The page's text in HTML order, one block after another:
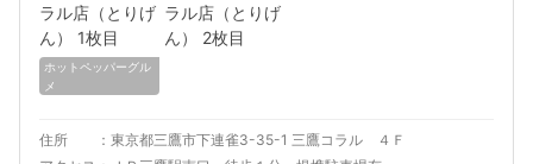
ホットペッパーグル
メ
住所
東京都三鷹市下連雀3-35-1 三鷹コラル ４Ｆ